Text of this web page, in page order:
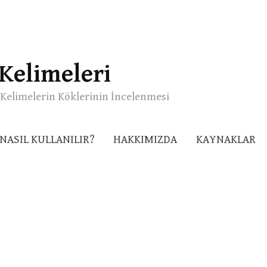
Kelimelerin Köklerinin İncelenmesi
NASIL KULLANILIR? HAKKIMIZDA KAYNAKLAR